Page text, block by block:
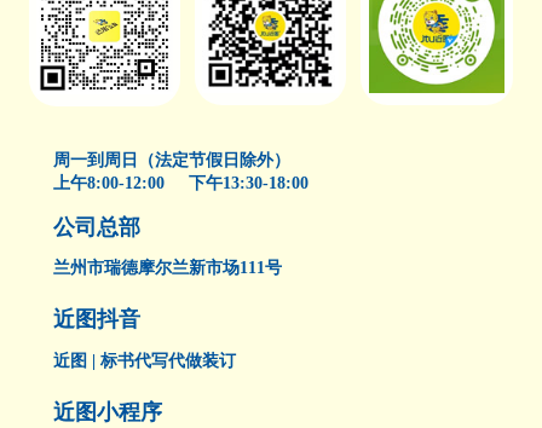
周一到周日（法定节假日除外）
上午8:00-12:00 下午13:30-18:00
公司总部
兰州市瑞德摩尔兰新市场111号
近图抖音
近图 | 标书代写代做装订
近图小程序